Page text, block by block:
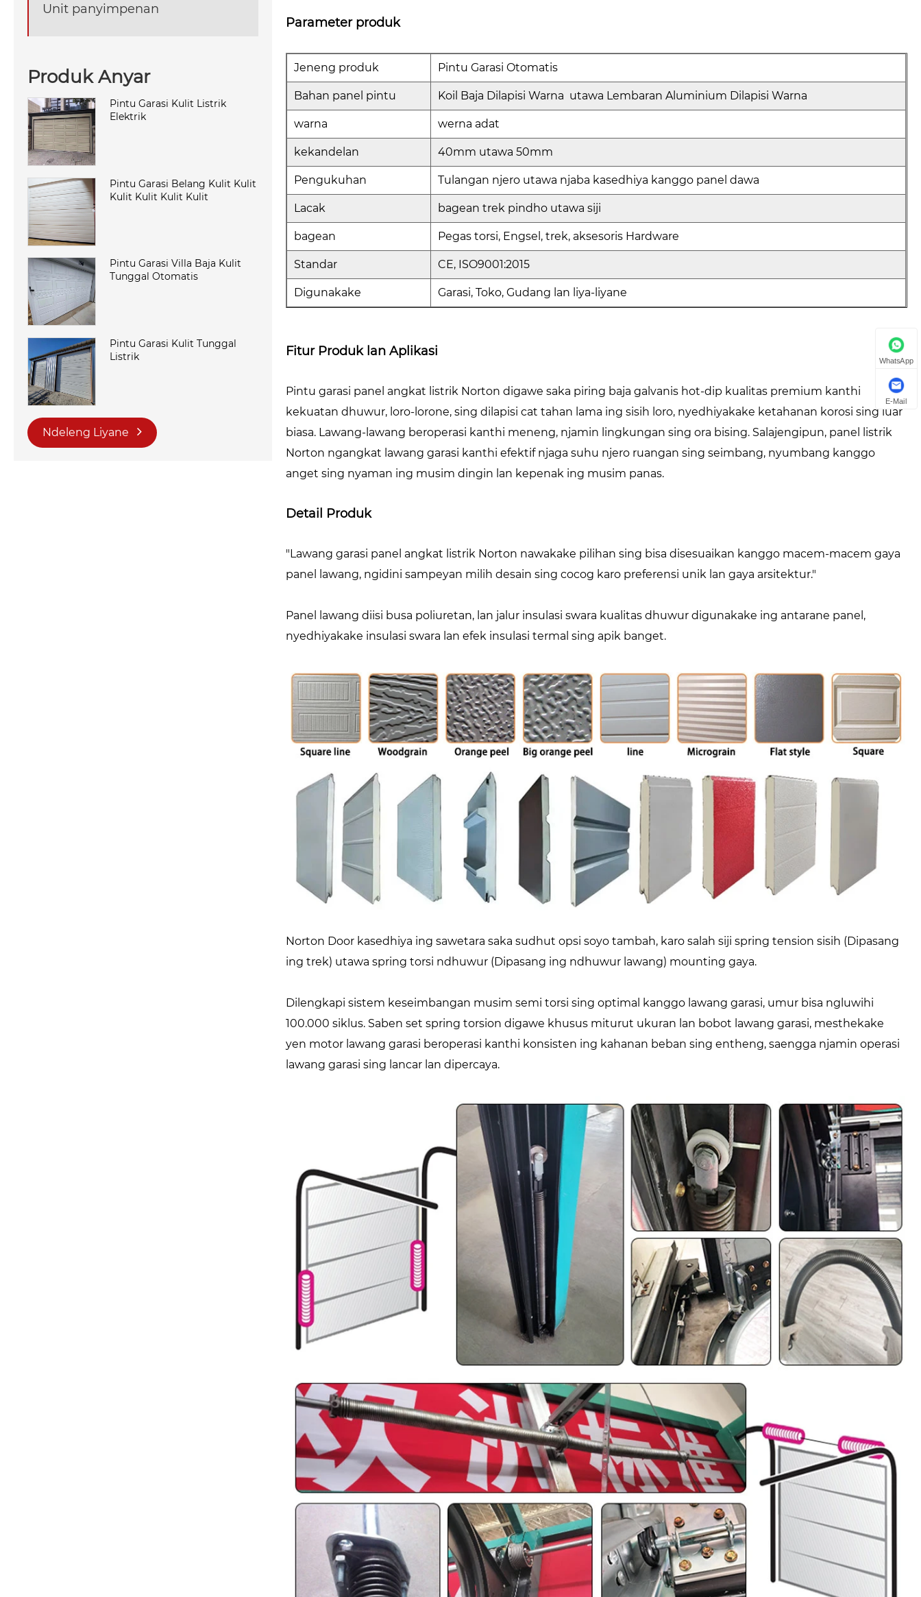
Unit panyimpenan
Produk Anyar
Pintu Garasi Kulit Listrik
Elektrik
Pintu Garasi Belang Kulit Kulit
Kulit Kulit Kulit Kulit
Pintu Garasi Villa Baja Kulit
Tunggal Otomatis
Pintu Garasi Kulit Tunggal
Listrik
Ndeleng Liyane
Parameter produk
Jeneng produk Pintu Garasi Otomatis
Bahan panel pintu Koil Baja Dilapisi Warna utawa Lembaran Aluminium Dilapisi Warna
warna werna adat
kekandelan 40mm utawa 50mm
Pengukuhan Tulangan njero utawa njaba kasedhiya kanggo panel dawa
Lacak bagean trek pindho utawa siji
bagean Pegas torsi, Engsel, trek, aksesoris Hardware
Standar CE, ISO9001:2015
Digunakake Garasi, Toko, Gudang lan liya-liyane
Fitur Produk lan Aplikasi
Pintu garasi panel angkat listrik Norton digawe saka piring baja galvanis hot-dip kualitas premium kanthi
kekuatan dhuwur, loro-lorone, sing dilapisi cat tahan lama ing sisih loro, nyedhiyakake ketahanan korosi sing luar
biasa. Lawang-lawang beroperasi kanthi meneng, njamin lingkungan sing ora bising. Salajengipun, panel listrik
Norton ngangkat lawang garasi kanthi efektif njaga suhu njero ruangan sing seimbang, nyumbang kanggo
anget sing nyaman ing musim dingin lan kepenak ing musim panas.
Detail Produk
"Lawang garasi panel angkat listrik Norton nawakake pilihan sing bisa disesuaikan kanggo macem-macem gaya
panel lawang, ngidini sampeyan milih desain sing cocog karo preferensi unik lan gaya arsitektur."
Panel lawang diisi busa poliuretan, lan jalur insulasi swara kualitas dhuwur digunakake ing antarane panel,
nyedhiyakake insulasi swara lan efek insulasi termal sing apik banget.
Norton Door kasedhiya ing sawetara saka sudhut opsi soyo tambah, karo salah siji spring tension sisih (Dipasang
ing trek) utawa spring torsi ndhuwur (Dipasang ing ndhuwur lawang) mounting gaya.
Dilengkapi sistem keseimbangan musim semi torsi sing optimal kanggo lawang garasi, umur bisa ngluwihi
100.000 siklus. Saben set spring torsion digawe khusus miturut ukuran lan bobot lawang garasi, mesthekake
yen motor lawang garasi beroperasi kanthi konsisten ing kahanan beban sing entheng, saengga njamin operasi
lawang garasi sing lancar lan dipercaya.
WhatsApp
E-Mail